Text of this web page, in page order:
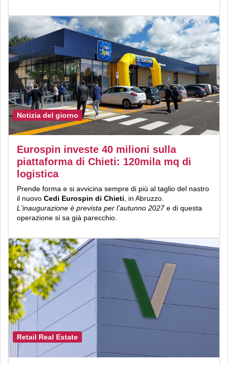
Notizia del giorno
Eurospin investe 40 milioni sulla
piattaforma di Chieti: 120mila mq di
logistica
Prende forma e si avvicina sempre di più al taglio del nastro
il nuovo Cedi Eurospin di Chieti , in Abruzzo.
L'inaugurazione è prevista per l’autunno 2027e di questa
operazione si sa già parecchio.
Retail Real Estate